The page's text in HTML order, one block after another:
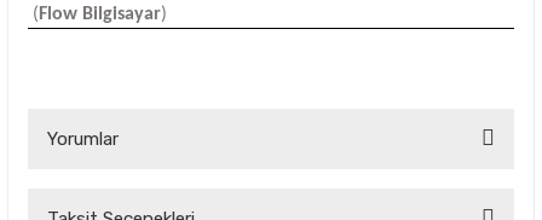
( Flow Bilgisayar)
Yorumlar